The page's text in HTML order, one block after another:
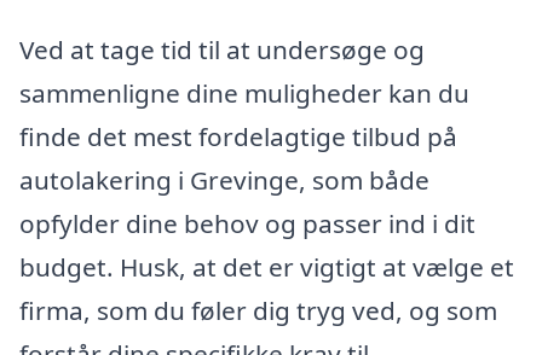
Ved at tage tid til at undersøge og
sammenligne dine muligheder kan du
finde det mest fordelagtige tilbud på
autolakering i Grevinge, som både
opfylder dine behov og passer ind i dit
budget. Husk, at det er vigtigt at vælge et
firma, som du føler dig tryg ved, og som